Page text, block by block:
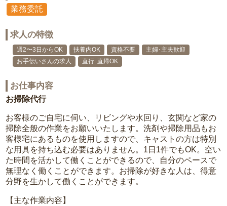
業務委託
求人の特徴
週2〜3日からOK 扶養内OK 資格不要
主婦･主夫歓迎
お手伝いさんの求人
直行･直帰OK
お仕事内容
お掃除代行
お客様のご自宅に伺い、リビングや水回り、玄関など家の
掃除全般の作業をお願いいたします。洗剤や掃除用品もお
客様宅にあるものを使用しますので、キャストの方は特別
な用具を持ち込む必要はありません。1日1件でもOK。空い
た時間を活かして働くことができるので、自分のペースで
無理なく働くことができます。お掃除が好きな人は、得意
分野を生かして働くことができます。
【主な作業内容】